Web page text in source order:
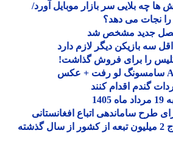
چه بلایی سر بازار موبایل آورد/
نجات می دهد؟
جدید مشخص شد
بازیکن دیگر لازم دارد
را برای فروش گذاشت!
گندم اقدام کنند
ساماندهی اتباع افغانستانی
نشده است | خروج 2 میلیون تبعه از کشور از سال گذشته